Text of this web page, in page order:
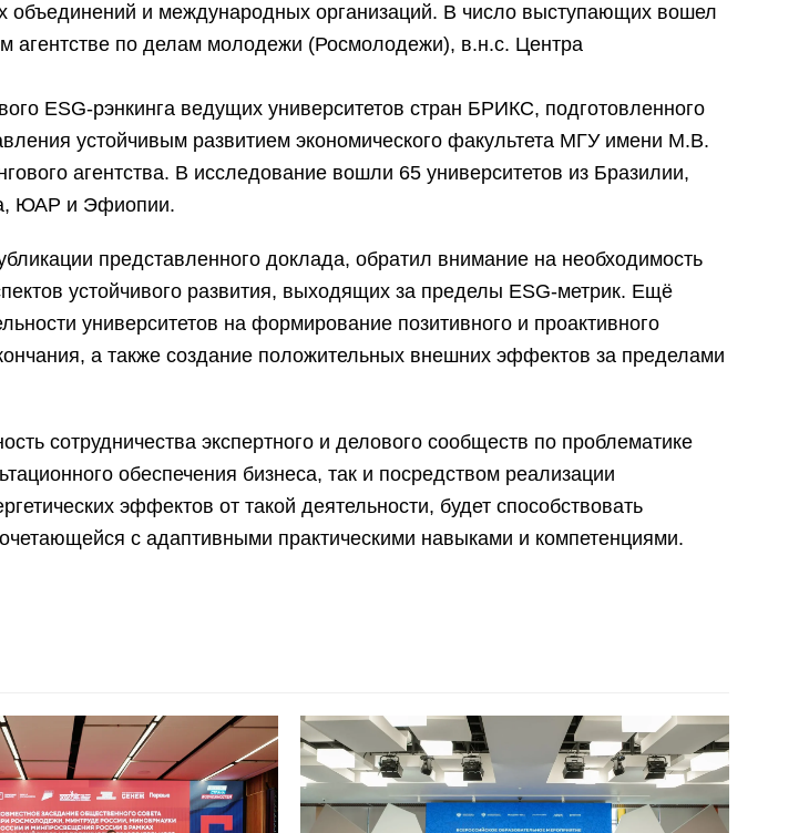
объединений и международных организаций. В число выступающих вошел
агентстве по делам молодежи (Росмолодежи), в.н.с. Центра
ESG-рэнкинга ведущих университетов стран БРИКС, подготовленного
устойчивым развитием экономического факультета МГУ имени М.В.
агентства. В исследование вошли 65 университетов из Бразилии,
ЮАР и Эфиопии.
представленного доклада, обратил внимание на необходимость
устойчивого развития, выходящих за пределы ESG-метрик. Ещё
университетов на формирование позитивного и проактивного
а также создание положительных внешних эффектов за пределами
сотрудничества экспертного и делового сообществ по проблематике
обеспечения бизнеса, так и посредством реализации
эффектов от такой деятельности, будет способствовать
с адаптивными практическими навыками и компетенциями.